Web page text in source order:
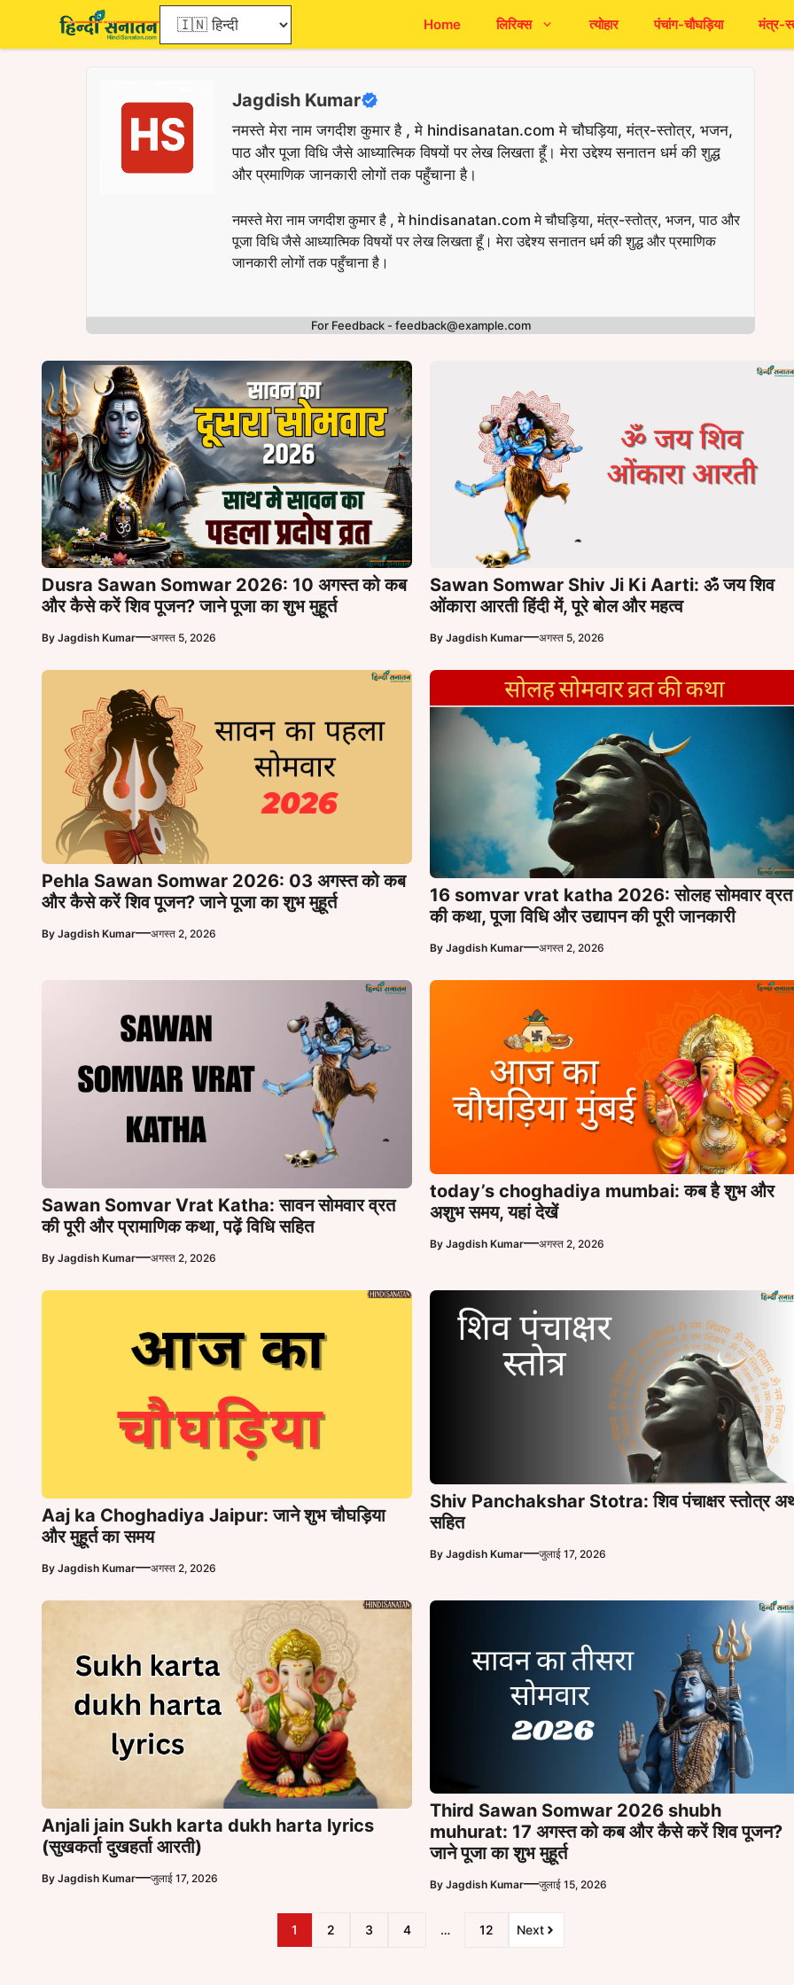
content
Home लिरिक्स त्योहार पंचांग-चौघड़िया मंत्र-
Jagdish Kumar
नमस्ते मेरा नाम जगदीश कुमार है , मे hindisanatan.com मे चौघड़िया, मंत्र-स्तोत्र, भजन,
पाठ और पूजा विधि जैसे आध्यात्मिक विषयों पर लेख लिखता हूँ। मेरा उद्देश्य सनातन धर्म की शुद्ध
और प्रमाणिक जानकारी लोगों तक पहुँचाना है।
नमस्ते मेरा नाम जगदीश कुमार है , मे hindisanatan.com मे चौघड़िया, मंत्र-स्तोत्र, भजन, पाठ और
पूजा विधि जैसे आध्यात्मिक विषयों पर लेख लिखता हूँ। मेरा उद्देश्य सनातन धर्म की शुद्ध और प्रमाणिक
जानकारी लोगों तक पहुँचाना है।
For Feedback - feedback@example.com
Dusra Sawan Somwar 2026: 10 अगस्त को कब
और कैसे करें शिव पूजन? जाने पूजा का शुभ मुहूर्त
By Jagdish Kumar—अगस्त 5, 2026
Sawan Somwar Shiv Ji Ki Aarti: ॐ जय शिव
ओंकारा आरती हिंदी में, पूरे बोल और महत्व
By Jagdish Kumar—अगस्त 5, 2026
Pehla Sawan Somwar 2026: 03 अगस्त को कब
और कैसे करें शिव पूजन? जाने पूजा का शुभ मुहूर्त
By Jagdish Kumar—अगस्त 2, 2026
16 somvar vrat katha 2026: सोलह सोमवार व्रत
की कथा, पूजा विधि और उद्यापन की पूरी जानकारी
By Jagdish Kumar—अगस्त 2, 2026
Sawan Somvar Vrat Katha: सावन सोमवार व्रत
की पूरी और प्रामाणिक कथा, पढ़ें विधि सहित
By Jagdish Kumar—अगस्त 2, 2026
today’s choghadiya mumbai: कब है शुभ और
अशुभ समय, यहां देखें
By Jagdish Kumar—अगस्त 2, 2026
Aaj ka Choghadiya Jaipur: जाने शुभ चौघड़िया
और मुहूर्त का समय
By Jagdish Kumar—अगस्त 2, 2026
Shiv Panchakshar Stotra: शिव पंचाक्षर स्तोत्र
सहित
By Jagdish Kumar—जुलाई 17, 2026
Anjali jain Sukh karta dukh harta lyrics
(सुखकर्ता दुखहर्ता आरती)
By Jagdish Kumar—जुलाई 17, 2026
Third Sawan Somwar 2026 shubh
muhurat: 17 अगस्त को कब और कैसे करें शिव पूजन?
जाने पूजा का शुभ मुहूर्त
By Jagdish Kumar—जुलाई 15, 2026
1 2 3 4 … 12 Next